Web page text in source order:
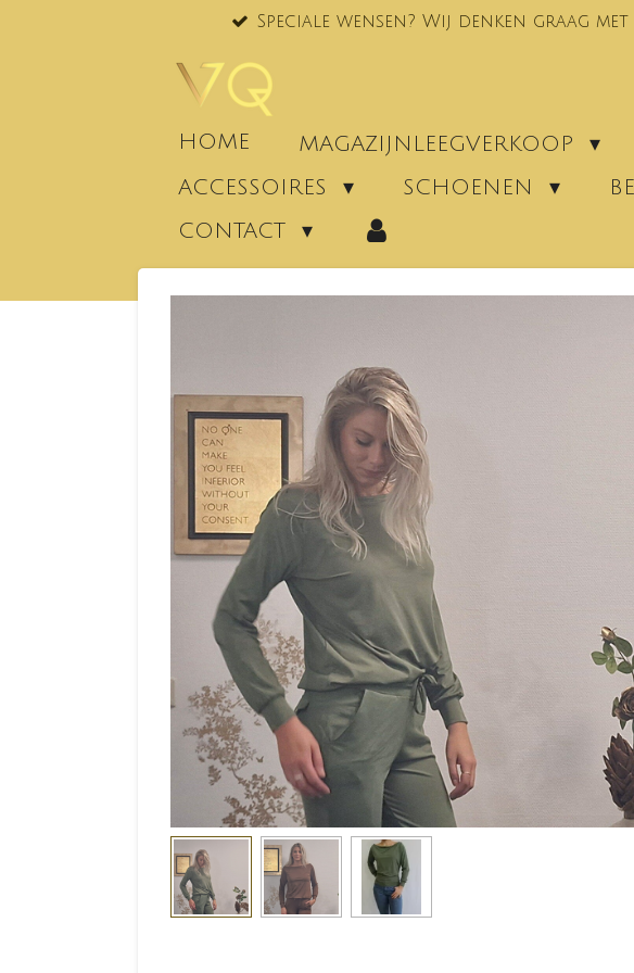
Speciale wensen? Wij denken graag met
HOME MAGAZIJNLEEGVERKOOP
ACCESSOIRES
SCHOENEN
CONTACT